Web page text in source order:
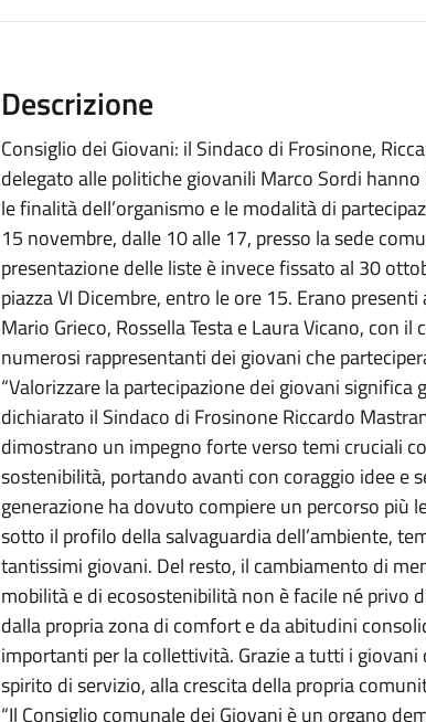
Descrizione
Consiglio dei Giovani: il Sindaco di Frosinone,
delegato alle politiche giovanili Marco Sordi
le finalità dell’organismo e le modalità di
15 novembre, dalle 10 alle 17, presso la sede
presentazione delle liste è invece fissato al 30
piazza VI Dicembre, entro le ore 15. Erano
Mario Grieco, Rossella Testa e Laura Vicano, con
numerosi rappresentanti dei giovani che
“Valorizzare la partecipazione dei giovani
dichiarato il Sindaco di Frosinone Riccardo
dimostrano un impegno forte verso temi cruciali
sostenibilità, portando avanti con coraggio idee e
generazione ha dovuto compiere un percorso più
sotto il profilo della salvaguardia dell’ambiente,
tantissimi giovani. Del resto, il cambiamento di
mobilità e di ecosostenibilità non è facile né privo
dalla propria zona di comfort e da abitudini
importanti per la collettività. Grazie a tutti i
spirito di servizio, alla crescita della propria
“Il Consiglio comunale dei Giovani è un organo